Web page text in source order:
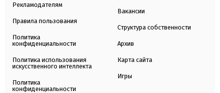
Рекламодателям
Правила пользования
Политика
конфиденциальности
Политика использования
искусственного интеллекта
Политика
конфиденциальности
Вакансии
Структура собственности
Архив
Карта сайта
Игры